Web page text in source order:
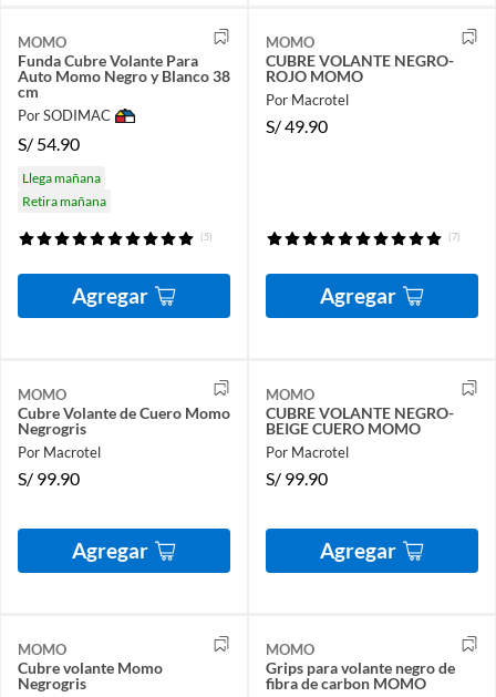
MOMO
Funda Cubre Volante Para
Auto Momo Negro y Blanco 38
cm
Por SODIMAC
S/ 54.90
Llega mañana
Retira mañana
(5)
Agregar
MOMO
CUBRE VOLANTE NEGRO-
ROJO MOMO
Por Macrotel
S/49.90
(7)
Agregar
MOMO
Cubre Volante de Cuero Momo
Negrogris
Por Macrotel
S/ 99.90
Agregar
MOMO
CUBRE VOLANTE NEGRO-
BEIGE CUERO MOMO
Por Macrotel
S/ 99.90
Agregar
MOMO
Cubre volante Momo
Negrogris
MOMO
Grips para volante negro de
fibra de carbon MOMO